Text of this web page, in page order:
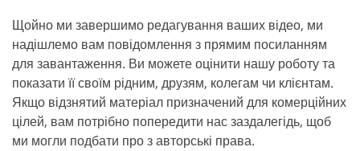
Щойно ми завершимо редагування ваших відео, ми
надішлемо вам повідомлення з прямим посиланням
для завантаження. Ви можете оцінити нашу роботу та
показати її своїм рідним, друзям, колегам чи клієнтам.
Якщо відзнятий матеріал призначений для комерційних
цілей, вам потрібно попередити нас заздалегідь, щоб
ми могли подбати про з авторські права.